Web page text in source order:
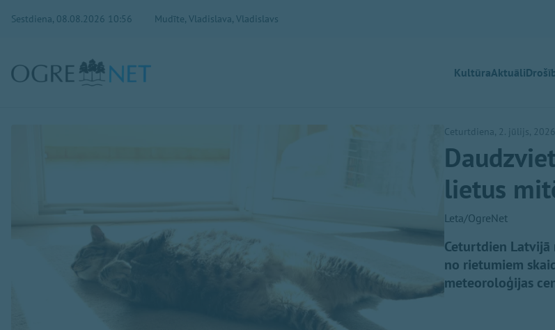
Sestdiena, 08.08.2026 10:56 Mudīte, Vladislava, Vladislavs
KultūraAktuāli
Ceturtdiena, 2. jūlijs,
lietus
Leta/OgreNet
Ceturtdien Latvijā
no rietumiem
meteoroloģijas